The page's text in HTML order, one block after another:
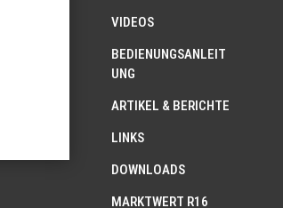
VIDEOS
BEDIENUNGSANLEIT
UNG
ARTIKEL & BERICHTE
LINKS
DOWNLOADS
MARKTWERT R16